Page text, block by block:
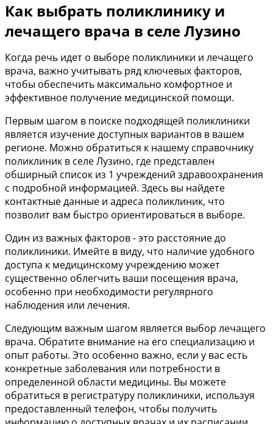
Как выбрать поликлинику и
лечащего врача в селе Лузино
Когда речь идет о выборе поликлиники и лечащего
врача, важно учитывать ряд ключевых факторов,
чтобы обеспечить максимально комфортное и
эффективное получение медицинской помощи.
Первым шагом в поиске подходящей поликлиники
является изучение доступных вариантов в вашем
регионе. Можно обратиться к нашему справочнику
поликлиник в селе Лузино, где представлен
обширный список из 1 учреждений здравоохранения
с подробной информацией. Здесь вы найдете
контактные данные и адреса поликлиник, что
позволит вам быстро ориентироваться в выборе.
Один из важных факторов - это расстояние до
поликлиники. Имейте в виду, что наличие удобного
доступа к медицинскому учреждению может
существенно облегчить ваши посещения врача,
особенно при необходимости регулярного
наблюдения или лечения.
Следующим важным шагом является выбор лечащего
врача. Обратите внимание на его специализацию и
опыт работы. Это особенно важно, если у вас есть
конкретные заболевания или потребности в
определенной области медицины. Вы можете
обратиться в регистратуру поликлиники, используя
предоставленный телефон, чтобы получить